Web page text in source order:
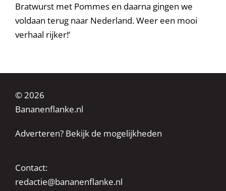
Bratwurst met Pommes en daarna gingen we
voldaan terug naar Nederland. Weer een mooi
verhaal rijker!’
© 2026
Bananenflanke.nl
Adverteren? Bekijk de mogelijkheden
Contact:
redactie@bananenflanke.nl